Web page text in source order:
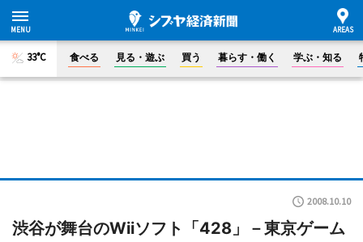
33°C 食べる 見る・遊ぶ 買う 暮らす・働く 学ぶ・知る
2008.10.10
渋谷が舞台のWiiソフト「428」－東京ゲーム